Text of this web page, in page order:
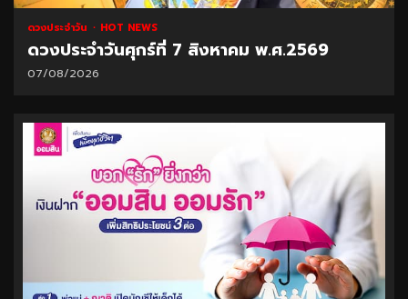
ดวงประจำวัน HOT NEWS
ดวงประจำวันศุกร์ที่ 7 สิงหาคม พ.ศ.2569
07/08/2026